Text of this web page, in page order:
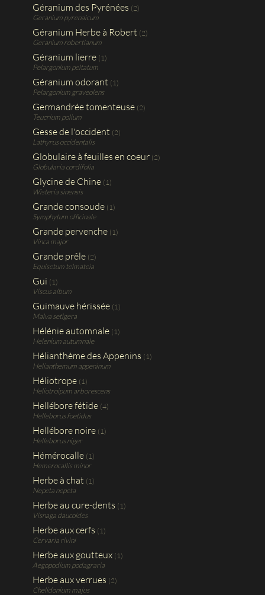
Géranium des Pyrénées (2)
Geranium pyrenaicum
Géranium Herbe à Robert (2)
Geranium robertianum
Géranium lierre (1)
Pelargonium peltatum
Géranium odorant (1)
Pelargonium graveolens
Germandrée tomenteuse (2)
Teucrium polium
Gesse de l'occident (2)
Lathyrus occidentalis
Globulaire à feuilles en coeur (2)
Globularia cordifolia
Glycine de Chine (1)
Wisteria sinensis
Grande consoude (1)
Symphytum officinale
Grande pervenche (1)
Vinca major
Grande prêle (2)
Equisetum telmateia
Gui (1)
Viscus album
Guimauve hérissée (1)
Malva setigera
Hélénie automnale (1)
Helenium autumnale
Hélianthème des Appenins (1)
Helianthemum appeninum
Héliotrope (1)
Heliotroipum arborescens
Hellébore fétide (4)
Helleborus foetidus
Hellébore noire (1)
Helleborus niger
Hémérocalle (1)
Hemerocallis minor
Herbe à chat (1)
Nepeta nepeta
Herbe au cure-dents (1)
Visnaga daucoides
Herbe aux cerfs (1)
Cervaria rivini
Herbe aux goutteux (1)
Aegopodium podagraria
Herbe aux verrues (2)
Chelidonium majus